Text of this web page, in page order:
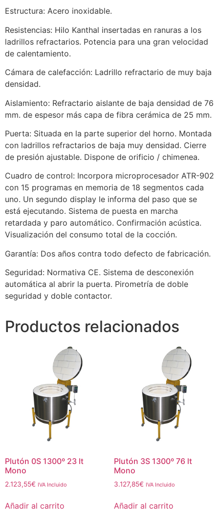
Estructura: Acero inoxidable.
Resistencias: Hilo Kanthal insertadas en ranuras a los
ladrillos refractarios. Potencia para una gran velocidad
de calentamiento.
Cámara de calefacción: Ladrillo refractario de muy baja
densidad.
Aislamiento: Refractario aislante de baja densidad de 76
mm. de espesor más capa de fibra cerámica de 25 mm.
Puerta: Situada en la parte superior del horno. Montada
con ladrillos refractarios de baja muy densidad. Cierre
de presión ajustable. Dispone de orificio / chimenea.
Cuadro de control: Incorpora microprocesador ATR-902
con 15 programas en memoria de 18 segmentos cada
uno. Un segundo display le informa del paso que se
está ejecutando. Sistema de puesta en marcha
retardada y paro automático. Confirmación acústica.
Visualización del consumo total de la cocción.
Garantía: Dos años contra todo defecto de fabricación.
Seguridad: Normativa CE. Sistema de desconexión
automática al abrir la puerta. Pirometría de doble
seguridad y doble contactor.
Productos relacionados
Plutón 0S 1300º 23 lt
Mono
2.123,55€ IVA Incluido
Añadir al carrito
Plutón 3S 1300º 76 lt
Mono
3.127,85€ IVA Incluido
Añadir al carrito